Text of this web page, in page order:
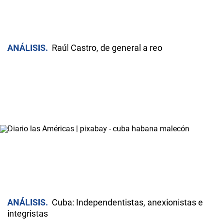
ANÁLISIS Raúl Castro, de general a reo
ANÁLISIS
Cuba: Independentistas, anexionistas e
integristas